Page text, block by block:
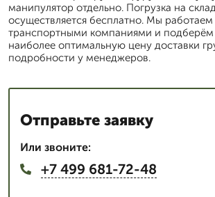
манипулятор отдельно. Погрузка на
осуществляется бесплатно. Мы
транспортными компаниями и подберём
наиболее оптимальную цену доставки
подробности у менеджеров.
Отправьте заявку
Или звоните:
+7 499 681-72-48